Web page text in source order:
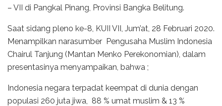
– VII di Pangkal Pinang, Provinsi Bangka Belitung.
Saat sidang pleno ke-8, KUII VII, Jum’at, 28 Februari 2020.
Menampilkan narasumber Pengusaha Muslim Indonesia
Chairul Tanjung (Mantan Menko Perekonomian), dalam
presentasinya menyampaikan, bahwa ;
Indonesia negara terpadat keempat di dunia dengan
populasi 260 juta jiwa, 88 % umat muslim & 13 %